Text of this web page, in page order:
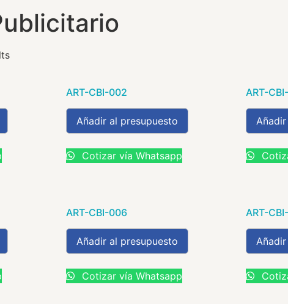
ART-CBI-002
Añadir al presupuesto
Cotizar vía Whatsapp
ART-
ART-CBI-006
Añadir al presupuesto
Cotizar vía Whatsapp
ART-